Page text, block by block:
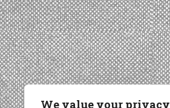
We value your privacy